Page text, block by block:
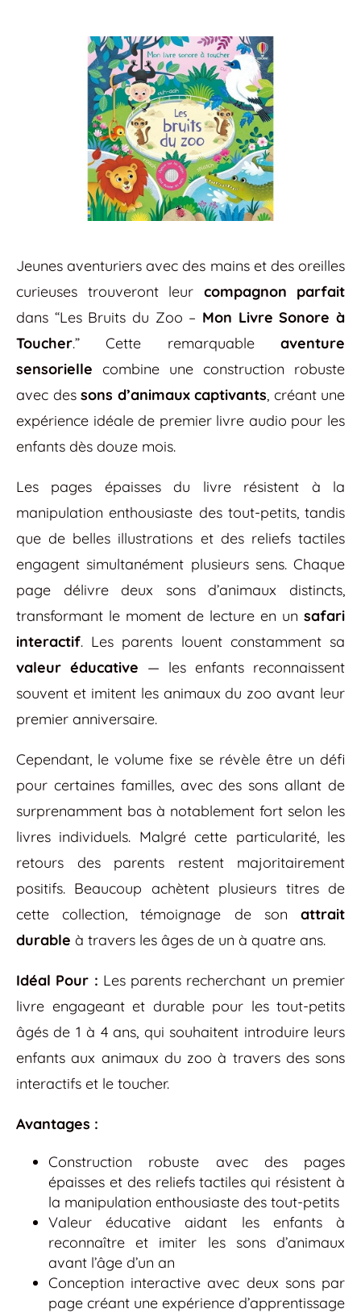
Jeunes aventuriers avec des mains et des oreilles
curieuses trouveront leur compagnon parfait
dans “Les Bruits du Zoo – Mon Livre Sonore à
Toucher.” Cette remarquable aventure
sensorielle combine une construction robuste
avec des sons d’animaux captivants, créant une
expérience idéale de premier livre audio pour les
enfants dès douze mois.
Les pages épaisses du livre résistent à la
manipulation enthousiaste des tout-petits, tandis
que de belles illustrations et des reliefs tactiles
engagent simultanément plusieurs sens. Chaque
page délivre deux sons d’animaux distincts,
transformant le moment de lecture en un safari
interactif. Les parents louent constamment sa
valeur éducative — les enfants reconnaissent
souvent et imitent les animaux du zoo avant leur
premier anniversaire.
Cependant, le volume fixe se révèle être un défi
pour certaines familles, avec des sons allant de
surprenamment bas à notablement fort selon les
livres individuels. Malgré cette particularité, les
retours des parents restent majoritairement
positifs. Beaucoup achètent plusieurs titres de
cette collection, témoignage de son attrait
durable à travers les âges de un à quatre ans.
Idéal Pour : Les parents recherchant un premier
livre engageant et durable pour les tout-petits
âgés de 1 à 4 ans, qui souhaitent introduire leurs
enfants aux animaux du zoo à travers des sons
interactifs et le toucher.
Avantages :
Construction robuste avec des pages
épaisses et des reliefs tactiles qui résistent à
la manipulation enthousiaste des tout-petits
Valeur éducative aidant les enfants à
reconnaître et imiter les sons d’animaux
avant l’âge d’un an
Conception interactive avec deux sons par
page créant une expérience d’apprentissage